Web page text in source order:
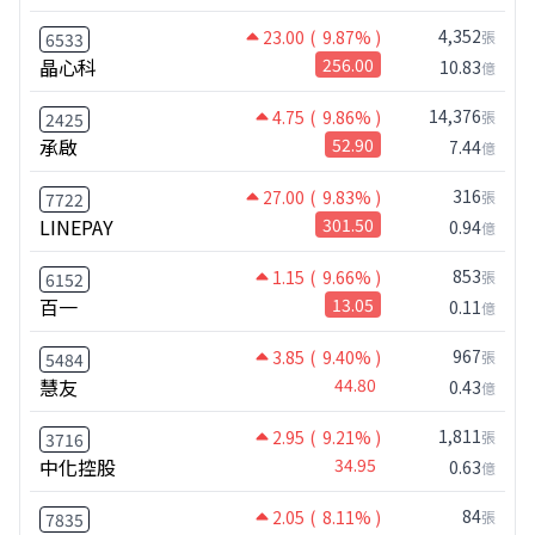
6533 23.00 ( 9.87% )
晶心科 256.00
4,352張
10.83億
2425 4.75 ( 9.86% )
承啟 52.90
14,376張
7.44億
7722 27.00 ( 9.83% )
LINEPAY 301.50
316張
0.94億
6152 1.15 ( 9.66% )
百一 13.05
853張
0.11億
5484 3.85 ( 9.40% )
慧友 44.80
967張
0.43億
3716 2.95 ( 9.21% )
中化控股 34.95
1,811張
0.63億
7835 2.05 ( 8.11% ) 84張